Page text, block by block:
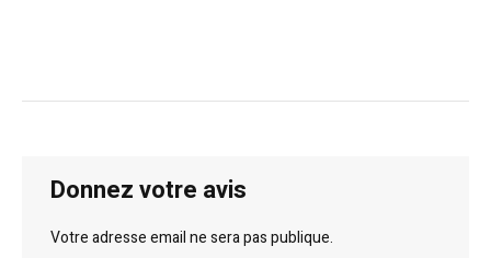
Donnez votre avis
Votre adresse email ne sera pas publique.